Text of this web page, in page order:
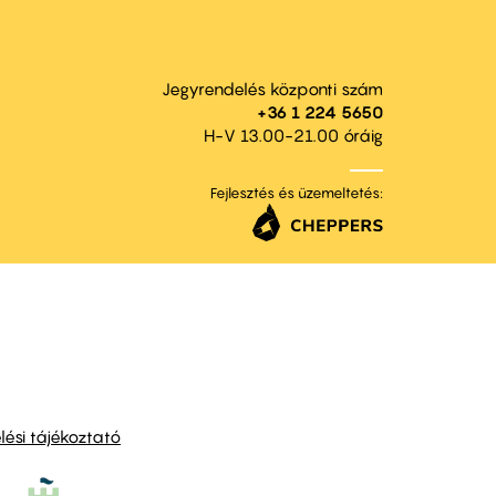
Jegyrendelés központi szám
+36 1 224 5650
H-V 13.00-21.00 óráig
Fejlesztés és üzemeltetés:
tájékoztató